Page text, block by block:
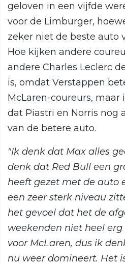
geloven in een vijfde
voor de Limburger,
zeker niet de beste auto
Hoe kijken andere
andere Charles Leclerc
is, omdat Verstappen
McLaren-coureurs, maar
dat Piastri en Norris nog
van de betere auto.
"Ik denk dat Max alles
denk dat Red Bull een
heeft gezet met de auto
een zeer sterk niveau
het gevoel dat het de
weekenden niet heel
voor McLaren, dus ik
nu weer domineert. Het